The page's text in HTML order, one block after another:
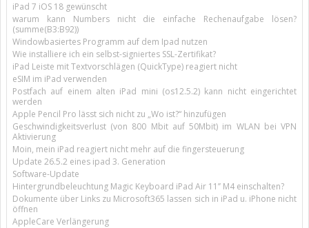
iPad 7 iOS 18 gewünscht
warum kann Numbers nicht die einfache Rechenaufgabe lösen?
(summe(B3:B92))
Windowbasiertes Programm auf dem Ipad nutzen
Wie installiere ich ein selbst-signiertes SSL-Zertifikat?
iPad Leiste mit Textvorschlägen (QuickType) reagiert nicht
eSIM im iPad verwenden
Postfach auf einem alten iPad mini (os12.5.2) kann nicht eingerichtet
werden
Apple Pencil Pro lässt sich nicht zu „Wo ist?“ hinzufügen
Geschwindigkeitsverlust (von 800 Mbit auf 50Mbit) im WLAN bei VPN
Aktivierung
Moin, mein iPad reagiert nicht mehr auf die fingersteuerung
Update 26.5.2 eines ipad 3. Generation
Software-Update
Hintergrundbeleuchtung Magic Keyboard iPad Air 11’’ M4 einschalten?
Dokumente über Links zu Microsoft365 lassen sich in iPad u. iPhone nicht
öffnen
AppleCare Verlängerung